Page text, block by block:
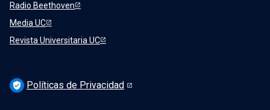
Radio Beethoven
Media UC
Revista Universitaria UC
verified_user Políticas de Privacidad